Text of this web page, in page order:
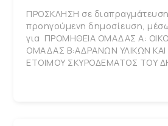
ΠΡΟΣΚΛΗΣΗ σε
προηγούμενη δημοσίευση,
για ΠΡΟΜΗΘΕΙΑ ΟΜΑΔΑΣ Α:
ΟΜΑΔΑΣ Β:ΑΔΡΑΝΩΝ ΥΛΙΚΩΝ
ΕΤΟΙΜΟΥ ΣΚΥΡΟΔΕΜΑΤΟΣ ΤΟΥ